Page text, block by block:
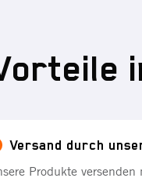
Versand durch
Produkte versenden